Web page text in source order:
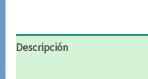
Descripción